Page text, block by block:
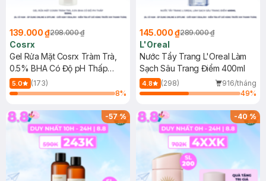
139.000 ₫298.000 ₫
Cosrx
Gel Rửa Mặt Cosrx Tràm Trà,
0.5% BHA Có Độ pH Thấp
150ml
5.0
(173)
8%
145.000 ₫289.000 ₫
L'Oreal
Nước Tẩy Trang L'Oreal Làm
Sạch Sâu Trang Điểm 400ml
4.8 (298)
916/tháng
49%
-57% -40%